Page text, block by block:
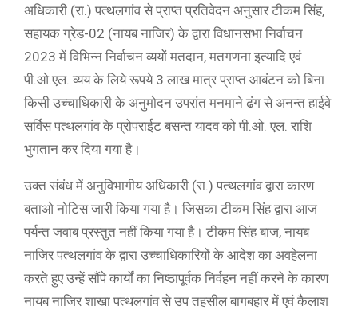
अधिकारी (रा.) पत्थलगांव से प्राप्त प्रतिवेदन अनुसार टीकम सिंह,
सहायक ग्रेड-02 (नायब नाजिर) के द्वारा विधानसभा निर्वाचन
2023 में विभिन्न निर्वाचन व्ययों मतदान, मतगणना इत्यादि एवं
पी.ओ.एल. व्यय के लिये रूपये 3 लाख मात्र प्राप्त आबंटन को बिना
किसी उच्चाधिकारी के अनुमोदन उपरांत मनमाने ढंग से अनन्त हाईवे
सर्विस पत्थलगांव के प्रोपराईट बसन्त यादव को पी.ओ. एल. राशि
भुगतान कर दिया गया है।
उक्त संबंध में अनुविभागीय अधिकारी (रा.) पत्थलगांव द्वारा कारण
बताओ नोटिस जारी किया गया है। जिसका टीकम सिंह द्वारा आज
पर्यन्त जवाब प्रस्तुत नहीं किया गया है। टीकम सिंह बाज, नायब
नाजिर पत्थलगांव के द्वारा उच्चाधिकारियों के आदेश का अवहेलना
करते हुए उन्हें सौंपे कार्यों का निष्ठापूर्वक निर्वहन नहीं करने के कारण
नायब नाजिर शाखा पत्थलगांव से उप तहसील बागबहार में एवं कैलाश